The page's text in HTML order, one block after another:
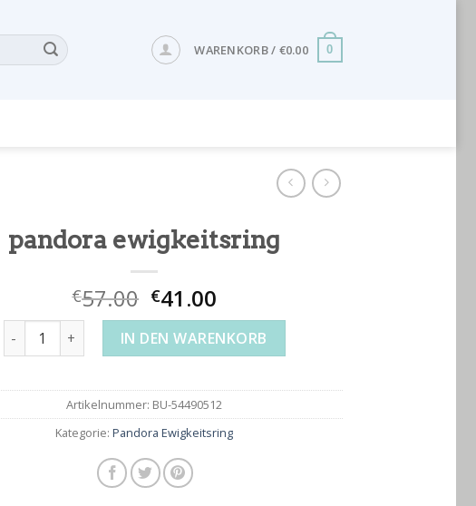
WARENKORB / €0.00 0
pandora ewigkeitsring
€57.00 €41.00
pandora ewigkeitsring MengeIN DEN WARENKORB
Artikelnummer: BU-54490512
Kategorie:Pandora Ewigkeitsring